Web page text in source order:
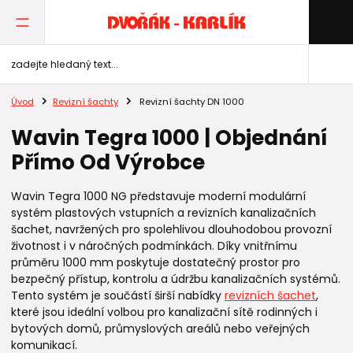
Úvod Revizní šachty Revizní šachty DN 1000
Wavin Tegra 1000 | Objednání
Přímo Od Výrobce
Wavin Tegra 1000 NG představuje moderní modulární
systém plastových vstupních a revizních kanalizačních
šachet, navržených pro spolehlivou dlouhodobou provozní
životnost i v náročných podmínkách. Díky vnitřnímu
průměru 1000 mm poskytuje dostatečný prostor pro
bezpečný přístup, kontrolu a údržbu kanalizačních systémů.
Tento systém je součástí širší nabídky revizních šachet,
které jsou ideální volbou pro kanalizační sítě rodinných i
bytových domů, průmyslových areálů nebo veřejných
komunikací.